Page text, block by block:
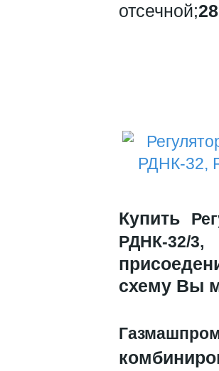
отсечной;28
Купить
РДНК-32/
схему Вы